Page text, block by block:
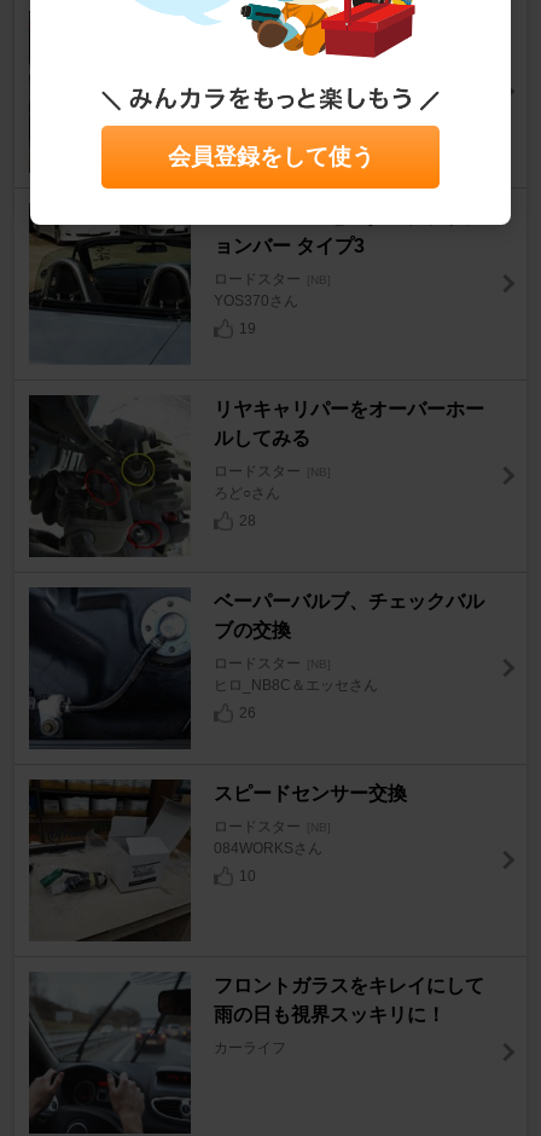
BANDO / バンドー化学 リブエ
ースエコ 4PK865
ロードスター [NB]
えんばん。さん
ョンバー タイプ3
ロードスター [NB]
YOS370さん
19
リヤキャリパーをオーバーホー
ルしてみる
ロードスター [NB]
ろど○さん
28
ベーパーバルブ、チェックバル
ブの交換
ロードスター [NB]
ヒロ_NB8C＆エッセさん
26
スピードセンサー交換
ロードスター [NB]
084WORKSさん
10
フロントガラスをキレイにして
雨の日も視界スッキリに！
カーライフ
会員登録をして使う